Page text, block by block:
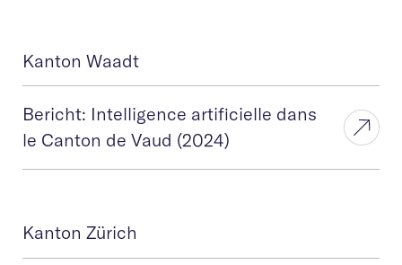
Kanton Waadt
Bericht: Intelligence artificielle dans
le Canton de Vaud (2024)
Kanton Zürich